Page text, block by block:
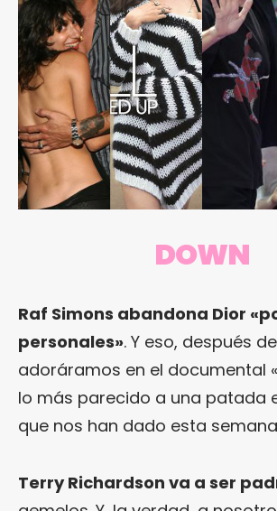
DOWN
Raf Simons abandona Dior
personales». Y eso, después
adoráramos en el documental «
lo más parecido a una patada
que nos han dado esta
Terry Richardson va a ser